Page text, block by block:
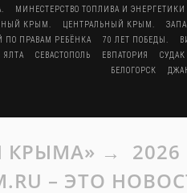
МИНЕСТЕРСТВО ТОПЛИВА И
КРЫМ. ЦЕНТРАЛЬНЫЙ КРЫМ.
ПРАВАМ РЕБЁНКА 70 ЛЕТ ПОБЕДЫ.
ЯЛТА СЕВАСТОПОЛЬ ЕВПАТОРИЯ
СУДАК
БЕЛОГОРСК
КРЫМА» → 2026
– ЭТО